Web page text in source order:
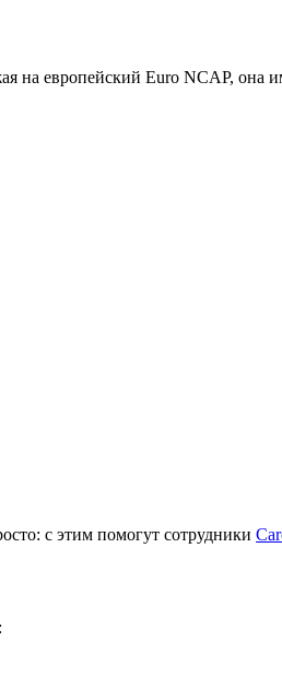
на европейский Euro NCAP, она
с этим помогут сотрудники